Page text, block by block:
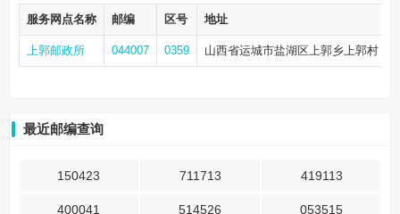
服务网点名称 邮编 区号 地址
上郭邮政所 044007 0359 山西省运城市盐湖区上郭乡上郭村
最近邮编查询
150423 711713 419113
400041 514526 053515